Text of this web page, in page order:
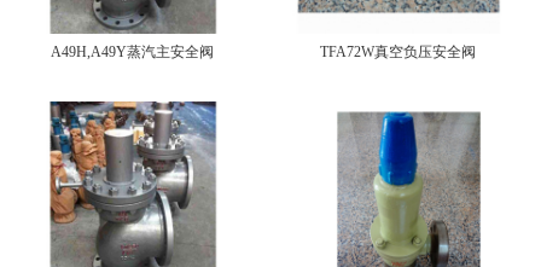
A49H,A49Y蒸汽主安全阀 TFA72W真空负压安全阀